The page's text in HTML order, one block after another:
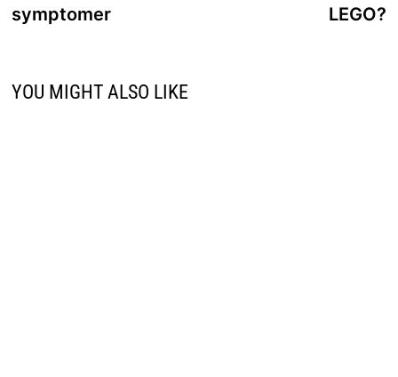
symptomer
LEGO?
YOU MIGHT ALSO LIKE